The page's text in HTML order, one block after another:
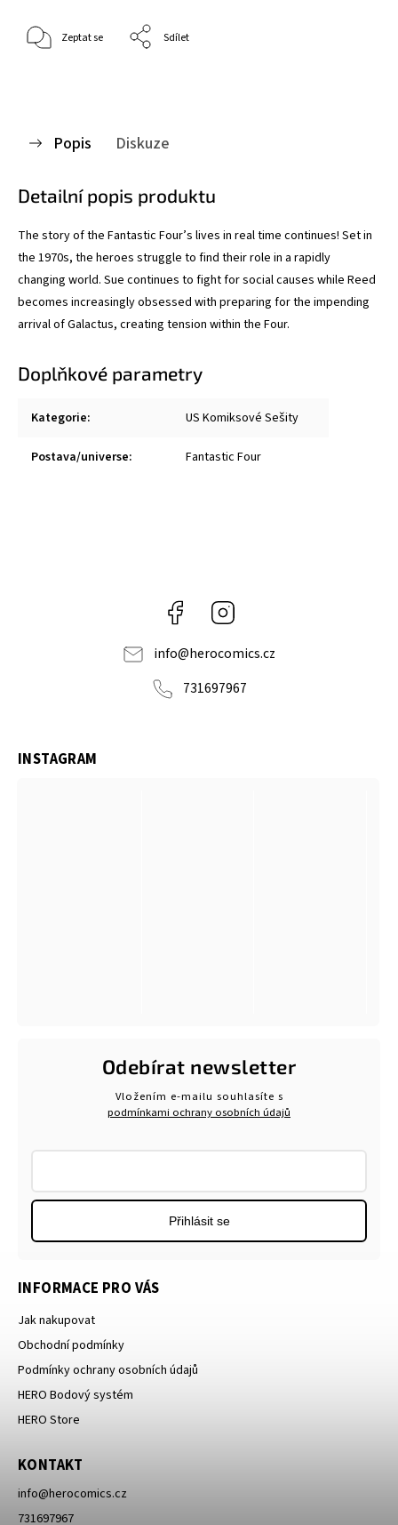
Zeptat se Sdílet
Popis Diskuze
Detailní popis produktu
The story of the Fantastic Four’s lives in real time continues! Set in
the 1970s, the heroes struggle to find their role in a rapidly
changing world. Sue continues to fight for social causes while Reed
becomes increasingly obsessed with preparing for the impending
arrival of Galactus, creating tension within the Four.
Doplňkové parametry
Kategorie: US Komiksové Sešity
Postava/universe: Fantastic Four
Facebook
info@herocomics.cz
731697967
INFORMACE PRO VÁS
Jak nakupovat
Obchodní podmínky
Podmínky ochrany osobních údajů
HERO Bodový systém
HERO Store
KONTAKT
info@herocomics.cz
731697967
INSTAGRAM
Odebírat newsletter
Vložením e-mailu souhlasíte s
podmínkami ochrany osobních údajů
Přihlásit se